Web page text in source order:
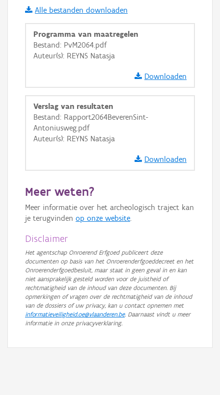
i
+ −
Basis Lagen
Ortho
Alle bestanden downloaden
Programma van maatregelen
Bestand: PvM2064.pdf
Auteur(s): REYNS Natasja
Downloaden
Verslag van resultaten
Bestand: Rapport2064BeverenSint-
Antoniusweg.pdf
Auteur(s): REYNS Natasja
Downloaden
Meer weten?
Meer informatie over het archeologisch traject kan
je terugvinden op onze website.
Disclaimer
Het agentschap Onroerend Erfgoed publiceert deze
documenten op basis van het Onroerenderfgoeddecreet en het
Onroerenderfgoedbesluit, maar staat in geen geval in en kan
niet aansprakelijk gesteld worden voor de juistheid of
rechtmatigheid van de inhoud van deze documenten. Bij
opmerkingen of vragen over de rechtmatigheid van de inhoud
van de dossiers of uw privacy, kan u contact opnemen met
informatieveiligheid.oe@vlaanderen.be. Daarnaast vindt u meer
informatie in onze privacyverklaring.